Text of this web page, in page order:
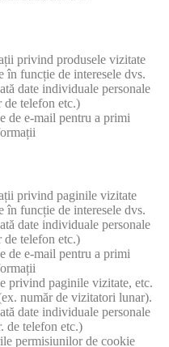
privind produsele vizitate
în funcție de interesele dvs.
date individuale personale
de telefon etc.)
de e-mail pentru a primi
privind paginile vizitate
în funcție de interesele dvs.
date individuale personale
de telefon etc.)
de e-mail pentru a primi
privind paginile vizitate, etc.
număr de vizitatori lunar).
date individuale personale
de telefon etc.)
permisiunilor de cookie